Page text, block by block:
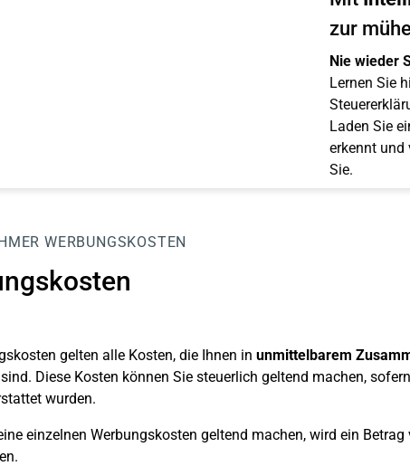
zur
Nie wieder
Lernen Sie
Laden Sie
erkennt
Sie.
WERBUNGSKOSTEN
gelten alle Kosten, die Ihnen in unmittelbarem
Diese Kosten können Sie steuerlich geltend machen,
wurden.
einzelnen Werbungskosten geltend machen, wird ein Betrag